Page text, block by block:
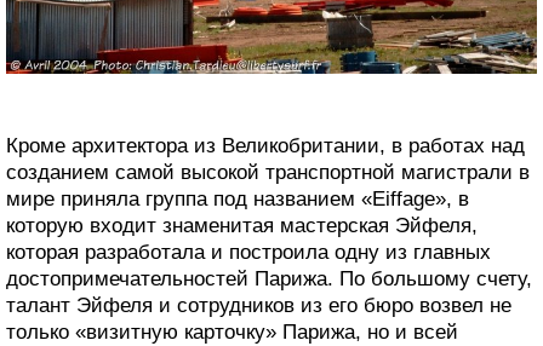
Кроме архитектора из Великобритании, в работах над
созданием самой высокой транспортной магистрали в
мире приняла группа под названием «Eiffage», в
которую входит знаменитая мастерская Эйфеля,
которая разработала и построила одну из главных
достопримечательностей Парижа. По большому счету,
талант Эйфеля и сотрудников из его бюро возвел не
только «визитную карточку» Парижа, но и всей